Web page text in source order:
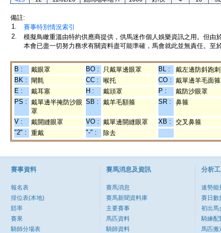
備註:
1.
賽事特別情況索引
2.
模擬鳥瞰重溫由特約供應商提供，供馬迷作個人娛樂資訊之用。但
本會已盡一切努力務求有關資料盡可能準確，馬會就此並無責任。至
B : 戴眼罩 BO : 只戴單邊眼罩 BL :
戴左邊防斜跑
BK :
閘氈 CC : 喉托 CO : 戴單邊羊毛面箍
E :
戴耳塞 H : 戴頭罩 P :
戴防沙眼罩
PS : 戴單邊半掩防沙眼
罩
SB : 戴羊毛額箍 SR : 鼻箍
V : 戴開縫眼罩 VO : 戴單邊開縫眼罩 XB :
交叉鼻箍
"2" :
重戴 "-" : 除去
賽事資料
報名表
排位表(本地)
賠率
賽果
騎師分場表
賽馬消息及資訊
賽馬消息
賽馬新聞資料庫
主要賽事
馬匹資料
騎師資料
分析
速勢能
賽日數
初出馬
騎練配
馬匹搬